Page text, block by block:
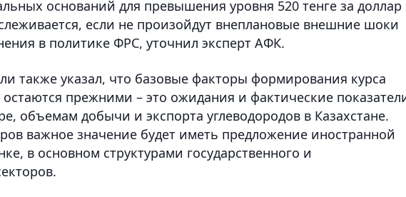
оснований для превышения уровня 520 тенге за доллар
если не произойдут внеплановые внешние шоки
в политике ФРС, уточнил эксперт АФК.
также указал, что базовые факторы формирования курса
остаются прежними – это ожидания и фактические
объемам добычи и экспорта углеводородов в Казахстане.
важное значение будет иметь предложение иностранной
в основном структурами государственного и